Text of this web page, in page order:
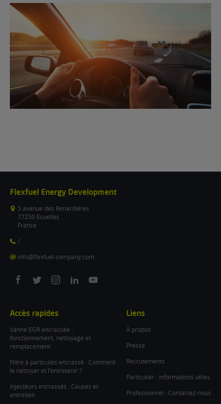
Flexfuel Energy Development
5 avenue des Renardières
77250 Ecuelles
France
/
info@flexfuel-company.com
On
On
On
On
On
Accès rapides
Vanne EGR encrassée :
fonctionnement, nettoyage et
remplacement
Filtre à particules encrassé : Comment
le nettoyer et l’entretenir ?
Injecteurs encrassés : Causes et
entretien
Liens
À propos
Presse
Recrutements
Particulier : informations utiles
Professionnel : Contactez-nous